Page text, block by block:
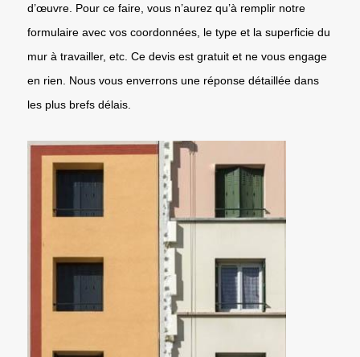
d’œuvre. Pour ce faire, vous n’aurez qu’à remplir notre
formulaire avec vos coordonnées, le type et la superficie du
mur à travailler, etc. Ce devis est gratuit et ne vous engage
en rien. Nous vous enverrons une réponse détaillée dans
les plus brefs délais.